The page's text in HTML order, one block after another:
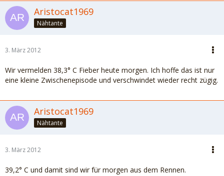
Aristocat1969
Nähtante
3. März 2012
Wir vermelden 38,3° C Fieber heute morgen. Ich hoffe das ist nur
eine kleine Zwischenepisode und verschwindet wieder recht zügig.
Aristocat1969
Nähtante
3. März 2012
39,2° C und damit sind wir für morgen aus dem Rennen.